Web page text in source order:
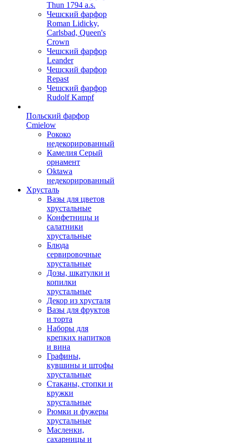
Thun 1794 a.s.
Чешский фарфор
Roman Lidicky,
Carlsbad, Queen's
Crown
Чешский фарфор
Leander
Чешский фарфор
Repast
Чешский фарфор
Rudolf Kampf
Польский фарфор
Сmielow
Рококо
недекорированный
Камелия Серый
орнамент
Oktawa
недекорированный
Хрусталь
Вазы для цветов
хрустальные
Конфетницы и
салатники
хрустальные
Блюда
сервировочные
хрустальные
Дозы, шкатулки и
копилки
хрустальные
Декор из хрусталя
Вазы для фруктов
и торта
Наборы для
крепких напитков
и вина
Графины,
кувшины и штофы
хрустальные
Стаканы, стопки и
кружки
хрустальные
Рюмки и фужеры
хрустальные
Масленки,
сахарницы и